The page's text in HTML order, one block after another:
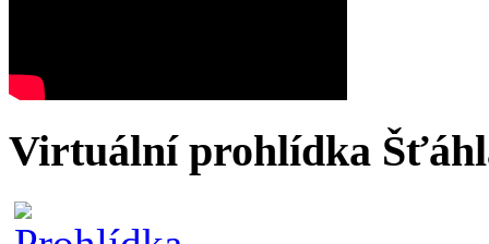
Virtuální prohlídka